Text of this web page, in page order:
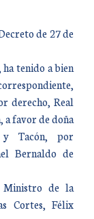
de 27 de
tenido a bien
derecho, Real
a favor de doña
Tacón, por
Bernaldo de
Ministro de la
Cortes, Félix